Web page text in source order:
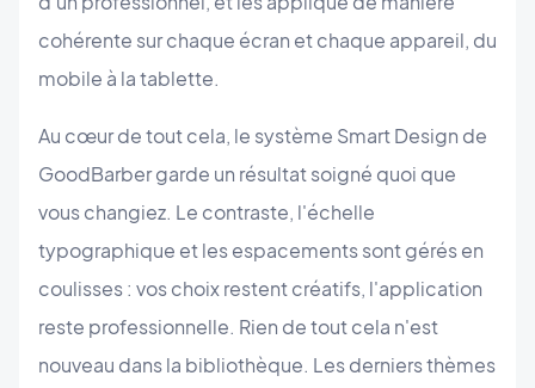
cohérente sur chaque écran et chaque appareil, du
mobile à la tablette.
Au cœur de tout cela, le système Smart Design de
GoodBarber garde un résultat soigné quoi que
vous changiez. Le contraste, l'échelle
typographique et les espacements sont gérés en
coulisses : vos choix restent créatifs, l'application
reste professionnelle. Rien de tout cela n'est
nouveau dans la bibliothèque. Les derniers thèmes